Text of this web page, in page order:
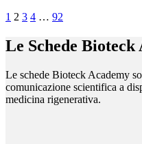
1 2 3 4 … 92
Le Schede Bioteck
Le schede Bioteck Academy
comunicazione scientifica a
medicina rigenerativa.